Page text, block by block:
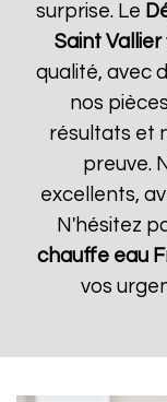
surprise. Le
Saint Vallier
qualité, avec
nos
résultats et
preuve.
excellents,
N'hésitez
chauffe eau
vos